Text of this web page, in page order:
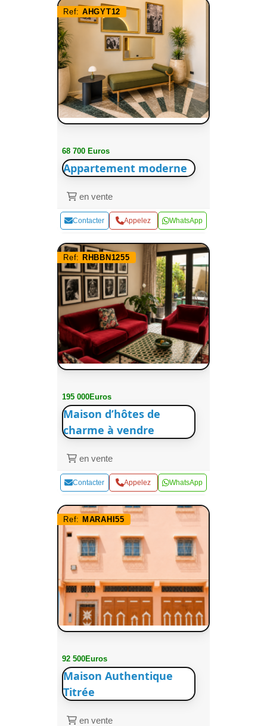
Ref: AHGYT12
68 700 Euros
Appartement moderne
en vente
Contacter Appelez WhatsApp
Ref: RHBBN1255
195 000Euros
Maison d’hôtes de
charme à vendre
en vente
Contacter Appelez WhatsApp
Ref: MARAHI55
92 500Euros
Maison Authentique
Titrée
en vente